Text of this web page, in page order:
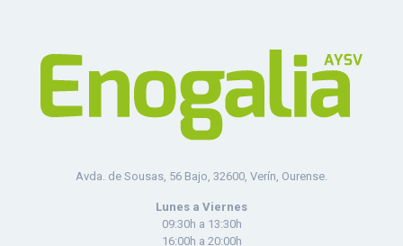
Avda. de Sousas, 56 Bajo, 32600, Verín, Ourense.
Lunes a Viernes
09:30h a 13:30h
16:00h a 20:00h